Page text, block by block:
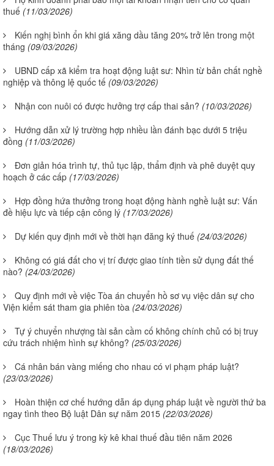
thuế (11/03/2026)
Kiến nghị bình ổn khi giá xăng dầu tăng 20% trở lên trong một
tháng (09/03/2026)
UBND cấp xã kiểm tra hoạt động luật sư: Nhìn từ bản chất nghề
nghiệp và thông lệ quốc tế (09/03/2026)
Nhận con nuôi có được hưởng trợ cấp thai sản? (10/03/2026)
Hướng dẫn xử lý trường hợp nhiều lần đánh bạc dưới 5 triệu
đồng (11/03/2026)
Đơn giản hóa trình tự, thủ tục lập, thẩm định và phê duyệt quy
hoạch ở các cấp (17/03/2026)
Hợp đồng hứa thưởng trong hoạt động hành nghề luật sư: Vấn
đề hiệu lực và tiếp cận công lý (17/03/2026)
Dự kiến quy định mới về thời hạn đăng ký thuế (24/03/2026)
Không có giá đất cho vị trí được giao tính tiền sử dụng đất thế
nào? (24/03/2026)
Quy định mới về việc Tòa án chuyển hồ sơ vụ việc dân sự cho
Viện kiểm sát tham gia phiên tòa (24/03/2026)
Tự ý chuyển nhượng tài sản cầm cố không chính chủ có bị truy
cứu trách nhiệm hình sự không? (25/03/2026)
Cá nhân bán vàng miếng cho nhau có vi phạm pháp luật?
(23/03/2026)
Hoàn thiện cơ chế hướng dẫn áp dụng pháp luật về người thứ ba
ngay tình theo Bộ luật Dân sự năm 2015 (22/03/2026)
Cục Thuế lưu ý trong kỳ kê khai thuế đầu tiên năm 2026
(18/03/2026)